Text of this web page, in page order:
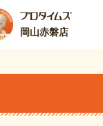
岡山赤磐店